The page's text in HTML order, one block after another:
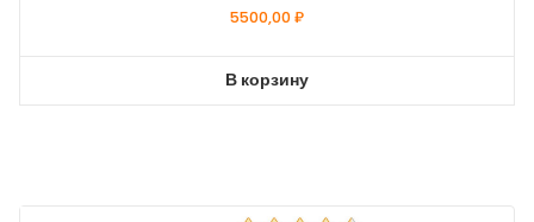
5500,00₽
В корзину